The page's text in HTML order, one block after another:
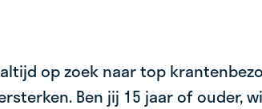
op zoek naar top
Ben jij 15 jaar of ouder,